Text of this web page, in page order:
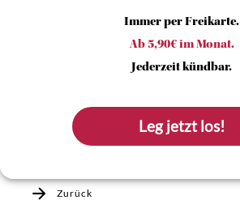
Immer per Freikarte.
Ab 5,90€ im Monat.
Jederzeit kündbar.
Leg jetzt los!
Zurück